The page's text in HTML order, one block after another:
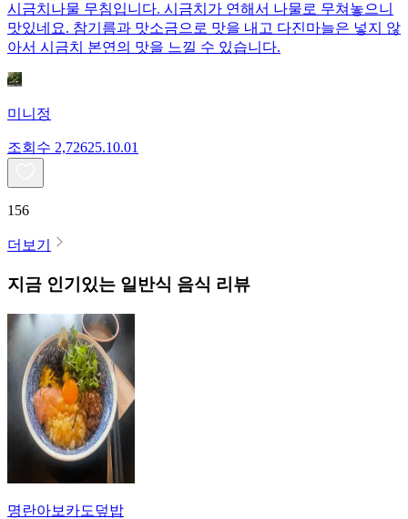
시금치나물 무침입니다. 시금치가 연해서 나물로 무쳐놓으니
맛있네요. 참기름과 맛소금으로 맛을 내고 다진마늘은 넣지 않
아서 시금치 본연의 맛을 느낄 수 있습니다.
미니정
조회수 2,72625.10.01
156
더보기
지금 인기있는 일반식 음식 리뷰
명란아보카도덮밥